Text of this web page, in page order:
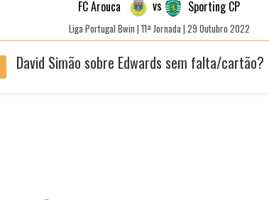
FC Arouca vs Sporting CP
Liga Portugal Bwin | 11ª Jornada | 29 Outubro 2022
David Simão sobre Edwards sem falta/cartão?